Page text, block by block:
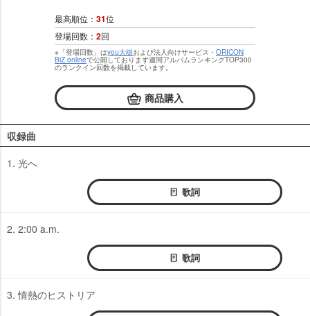
最高順位： 31位
登場回数： 2回
※「登場回数」はyou大樹および法人向けサービス・ ORICON
BiZ onlineで公開しております週間アルバムランキングTOP300
のランクイン回数を掲載しています。
商品購入
収録曲
1. 光へ
歌詞
2. 2:00 a.m.
歌詞
3. 情熱のヒストリア